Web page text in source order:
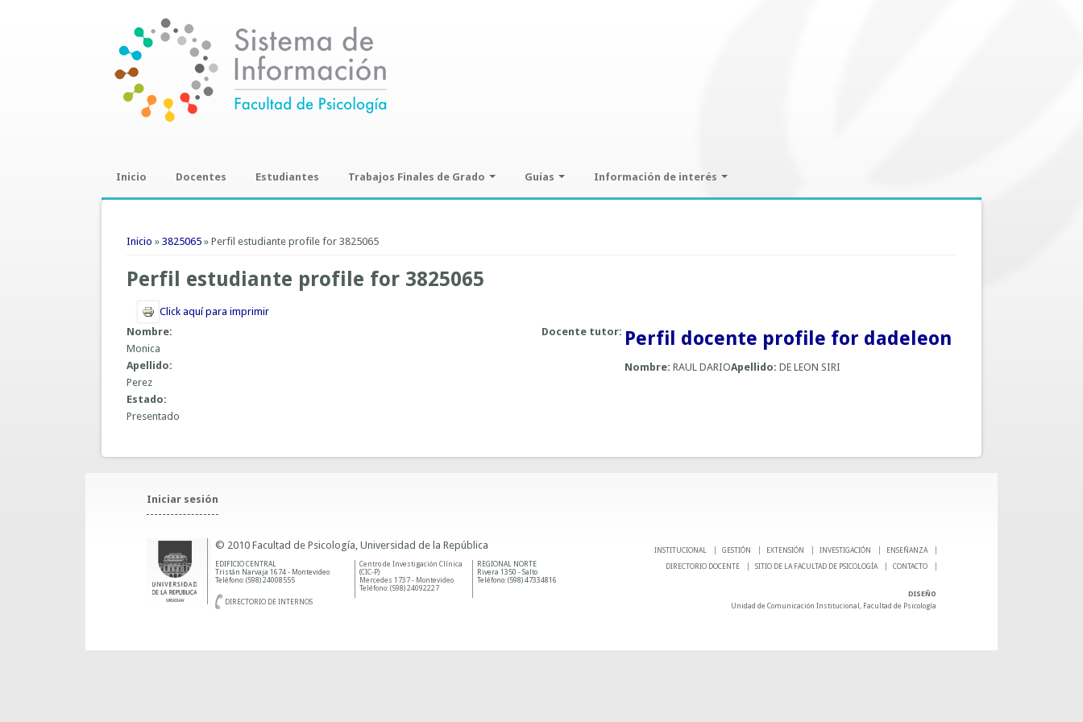
Inicio Docentes Estudiantes Trabajos Finales de Grado Guías Información de interés
Se encuentra usted aquí
Inicio » 3825065» Perfil estudiante profile for 3825065
Perfil estudiante profile for 3825065
Click aquí para imprimir
Nombre:
Monica
Apellido:
Perez
Estado:
Presentado
Docente tutor: Perfil docente profile for dadeleon
Nombre: RAUL DARIOApellido: DE LEON SIRI
Iniciar sesión
INSTITUCIONAL GESTIÓN EXTENSIÓN INVESTIGACIÓN
ENSEÑANZA
DIRECTORIO DOCENTE
SITIO DE LA FACULTAD DE PSICOLOGÍA CONTACTO
© 2010 Facultad de Psicología, Universidad de la República
REGIONAL NORTE
Rivera 1350 - Salto
Teléfono: (598) 47334816
Centro de Investigación Clínica
(CIC-P)
Mercedes 1737 - Montevideo
Teléfono: (598) 24092227
EDIFICIO CENTRAL
Tristán Narvaja 1674 - Montevideo
Teléfono: (598) 24008555
DIRECTORIO DE INTERNOS
DISEÑO
Unidad de Comunicación Institucional, Facultad de Psicología